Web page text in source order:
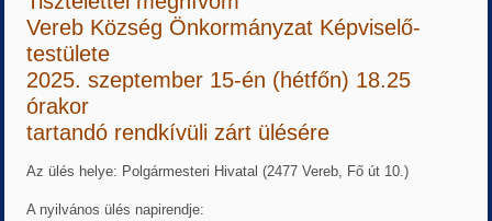
Vereb Község Önkormányzat Képviselő-
testülete
2025. szeptember 15-én (hétfőn) 18.25
órakor
tartandó rendkívüli zárt ülésére
Az ülés helye: Polgármesteri Hivatal (2477 Vereb, Fő út 10.)
A nyilvános ülés napirendje: